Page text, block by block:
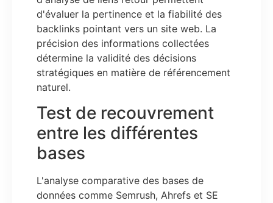
d'évaluer la pertinence et la fiabilité des
backlinks pointant vers un site web. La
précision des informations collectées
détermine la validité des décisions
stratégiques en matière de référencement
naturel.
Test de recouvrement
entre les différentes
bases
L'analyse comparative des bases de
données comme Semrush, Ahrefs et SE